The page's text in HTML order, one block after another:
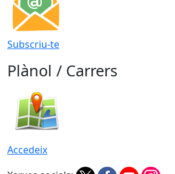
Subscriu-te
Plànol / Carrers
Accedeix